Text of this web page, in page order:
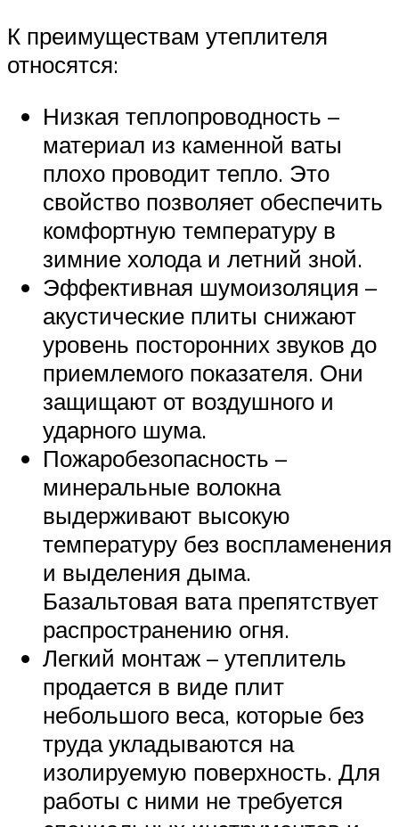
К преимуществам утеплителя
относятся:
Низкая теплопроводность –
материал из каменной ваты
плохо проводит тепло. Это
свойство позволяет обеспечить
комфортную температуру в
зимние холода и летний зной.
Эффективная шумоизоляция –
акустические плиты снижают
уровень посторонних звуков до
приемлемого показателя. Они
защищают от воздушного и
ударного шума.
Пожаробезопасность –
минеральные волокна
выдерживают высокую
температуру без воспламенения
и выделения дыма.
Базальтовая вата препятствует
распространению огня.
Легкий монтаж – утеплитель
продается в виде плит
небольшого веса, которые без
труда укладываются на
изолируемую поверхность. Для
работы с ними не требуется